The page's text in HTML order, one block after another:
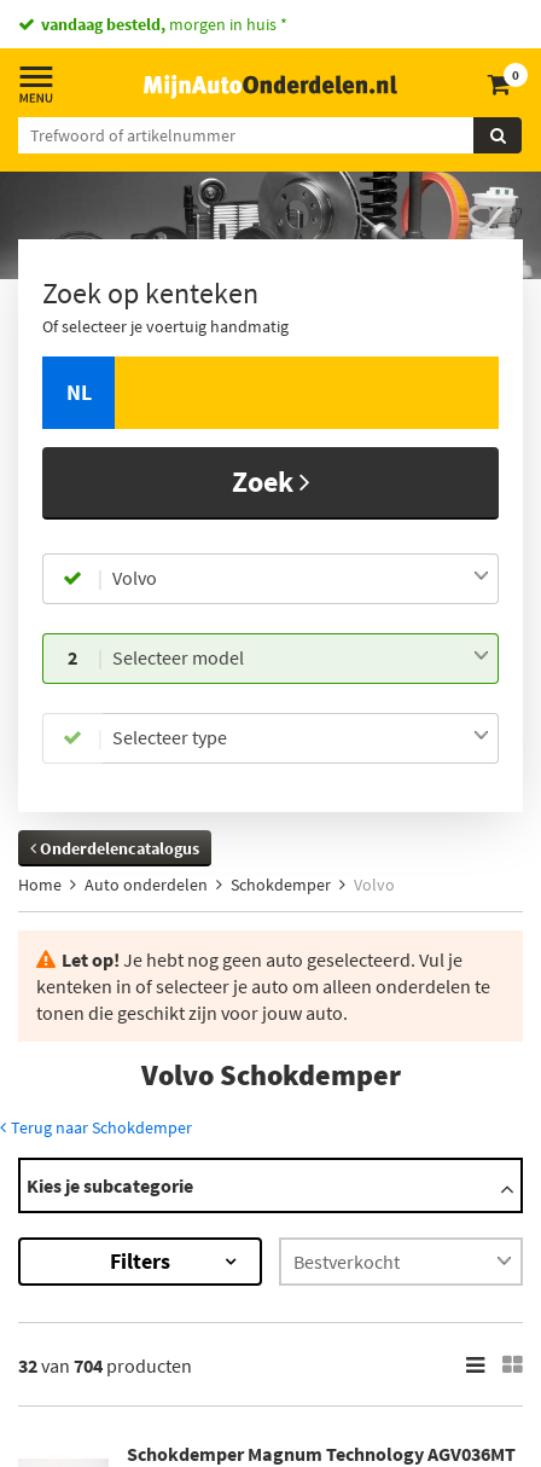
vandaag besteld, morgen in huis *
0
Zoek op kenteken
Of selecteer je voertuig handmatig
NL
Zoek
Volvo
2 Selecteer model
Selecteer type
Onderdelencatalogus
Home
Auto onderdelen Schokdemper Volvo
Let op! Je hebt nog geen auto geselecteerd. Vul je
kenteken in of selecteer je auto om alleen onderdelen te
tonen die geschikt zijn voor jouw auto.
Volvo Schokdemper
Terug naar Schokdemper
Modellen
142/144
145
240
262
×
Resultaten
Kies je subcategorie
Filters
32van 704 producten
Schokdemper Magnum Technology AGV036MT